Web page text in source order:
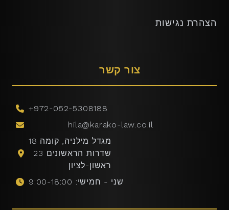
​הצהרת נגישות
+972-052-5308188
hila@karako-law.co.il
מגדל מילניה, קומה 18
​ שדרות הראשונים 23
​ ראשון-לציון
שני - חמישי: 9:00-18:00